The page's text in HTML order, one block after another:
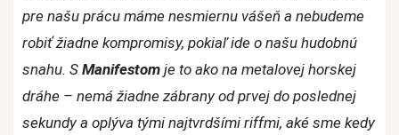
pre našu prácu máme nesmiernu vášeň a nebudeme
robiť žiadne kompromisy, pokiaľ ide o našu hudobnú
snahu. S Manifestom je to ako na metalovej horskej
dráhe – nemá žiadne zábrany od prvej do poslednej
sekundy a oplýva tými najtvrdšími riffmi, aké sme kedy